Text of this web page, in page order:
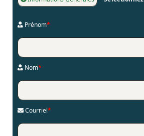
Prénom*
Nom*
Courriel*